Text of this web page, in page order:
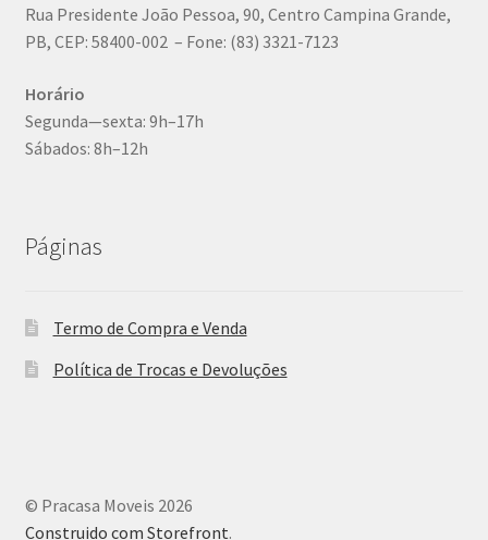
Rua Presidente João Pessoa, 90, Centro Campina Grande,
PB, CEP: 58400-002 – Fone: (83) 3321-7123
Horário
Segunda—sexta: 9h–17h
Sábados: 8h–12h
Páginas
Termo de Compra e Venda
Política de Trocas e Devoluções
© Pracasa Moveis 2026
Construido com Storefront.